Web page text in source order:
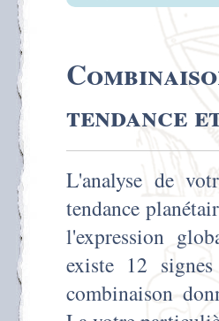
tendance
L'analyse de
tendance
l'expression
existe 12
combinaison